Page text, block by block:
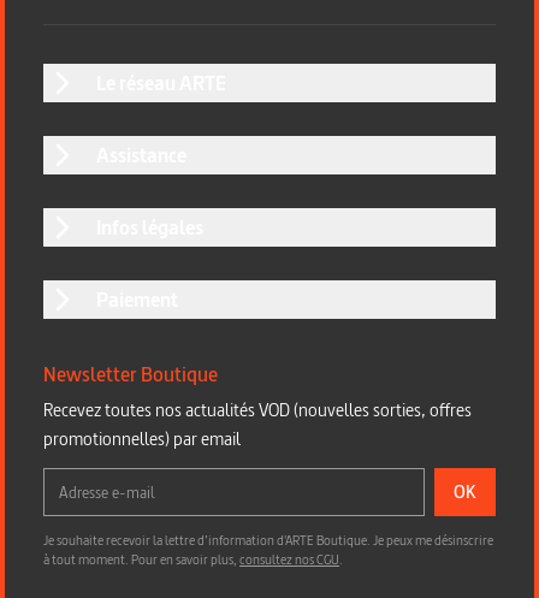
Newsletter Boutique
Recevez toutes nos actualités VOD (nouvelles sorties, offres
promotionnelles) par email
OK
Je souhaite recevoir la lettre d’information d'ARTE Boutique. Je peux me désinscrire
à tout moment. Pour en savoir plus,consultez nos CGU.